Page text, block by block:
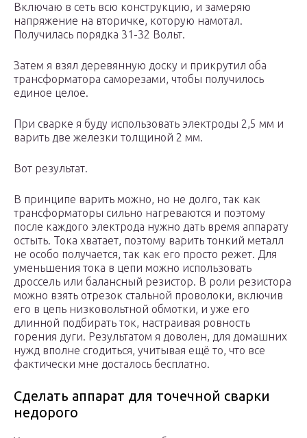
Включаю в сеть всю конструкцию, и замеряю
напряжение на вторичке, которую намотал.
Получилась порядка 31-32 Вольт.
Затем я взял деревянную доску и прикрутил оба
трансформатора саморезами, чтобы получилось
единое целое.
При сварке я буду использовать электроды 2,5 мм и
варить две железки толщиной 2 мм.
Вот результат.
В принципе варить можно, но не долго, так как
трансформаторы сильно нагреваются и поэтому
после каждого электрода нужно дать время аппарату
остыть. Тока хватает, поэтому варить тонкий металл
не особо получается, так как его просто режет. Для
уменьшения тока в цепи можно использовать
дроссель или балансный резистор. В роли резистора
можно взять отрезок стальной проволоки, включив
его в цепь низковольтной обмотки, и уже его
длинной подбирать ток, настраивая ровность
горения дуги. Результатом я доволен, для домашних
нужд вполне сгодиться, учитывая ещё то, что все
фактически мне досталось бесплатно.
Сделать аппарат для точечной сварки
недорого